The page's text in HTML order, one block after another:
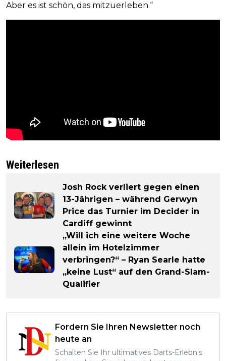
Aber es ist schön, das mitzuerleben.“
Weiterlesen
Josh Rock verliert gegen einen
13-Jährigen – während Gerwyn
Price das Turnier im Decider in
Cardiff gewinnt
„Will ich eine weitere Woche
allein im Hotelzimmer
verbringen?“ – Ryan Searle hatte
„keine Lust“ auf den Grand-Slam-
Qualifier
Fordern Sie Ihren Newsletter noch
heute an
Schalten Sie Ihr ultimatives Darts-Erlebnis